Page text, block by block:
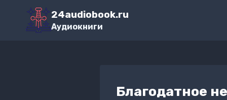
Перейти
содержимому
24audiobook.ru
Аудиокниги
Благодатное